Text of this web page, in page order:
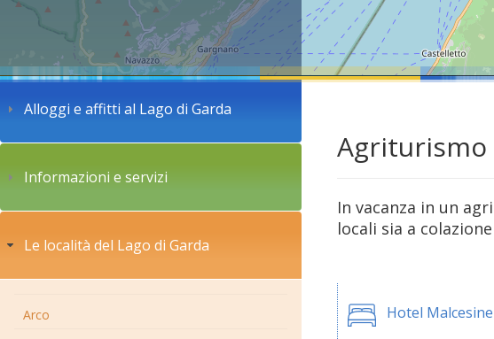
Alloggi e affitti al Lago di Garda
Informazioni e servizi
Le località del Lago di Garda
Arco
Agriturismo
In vacanza in un
locali sia a
Hotel Malcesine